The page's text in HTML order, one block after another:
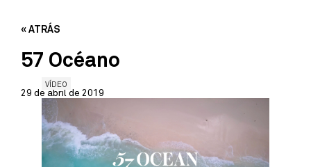
« ATRÁS
57 Océano
29 de abril de 2019
VÍDEO